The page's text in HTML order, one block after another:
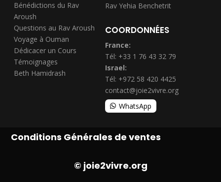
Bénédictions du Rav
Aroush
Questions au Rav Aroush
Voyage à Ouman
Dédicacer un Cours
Témoignages
Beth Hamidrash
Rav Yehia Benchetrit
COORDONNÉES
France:
Tél: +33 1 76 43 32 79
Israel:
Tél: +972 58 420 4425
contact@joie2vivre.org
WhatsApp
Conditions Générales de ventes
© joie2vivre.org